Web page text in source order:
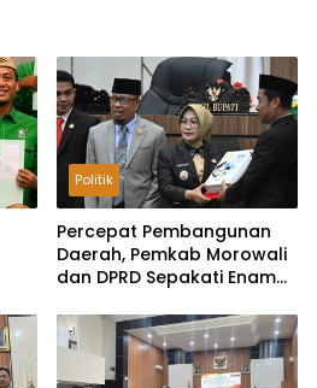
Politik
Percepat Pembangunan
Daerah, Pemkab Morowali
dan DPRD Sepakati Enam